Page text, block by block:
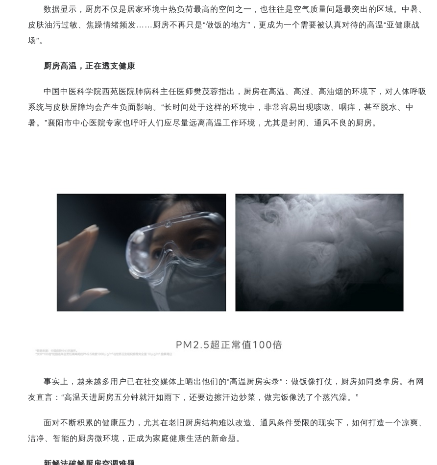
数据显示，厨房不仅是居家环境中热负荷最高的空间之一，也往往是空气质量问题最突出的区域。中暑、
皮肤油污过敏、焦躁情绪频发……厨房不再只是“做饭的地方”，更成为一个需要被认真对待的高温“亚健康战
场”。
厨房高温，正在透支健康
中国中医科学院西苑医院肺病科主任医师樊茂蓉指出，厨房在高温、高湿、高油烟的环境下，对人体呼吸
系统与皮肤屏障均会产生负面影响。“长时间处于这样的环境中，非常容易出现咳嗽、咽痒，甚至脱水、中
暑。”襄阳市中心医院专家也呼吁人们应尽量远离高温工作环境，尤其是封闭、通风不良的厨房。
事实上，越来越多用户已在社交媒体上晒出他们的“高温厨房实录”：做饭像打仗，厨房如同桑拿房。有网
友直言：“高温天进厨房五分钟就汗如雨下，还要边擦汗边炒菜，做完饭像洗了个蒸汽澡。”
面对不断积累的健康压力，尤其在老旧厨房结构难以改造、通风条件受限的现实下，如何打造一个凉爽、
洁净、智能的厨房微环境，正成为家庭健康生活的新命题。